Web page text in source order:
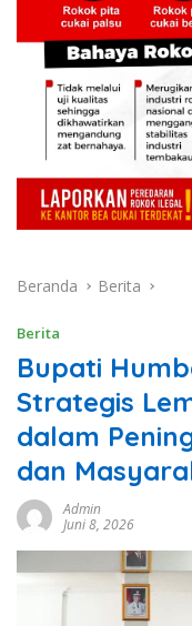
Beranda Berita
Berita
Bupati
Strategis
dalam
dan
Admin
Juni 8, 2026